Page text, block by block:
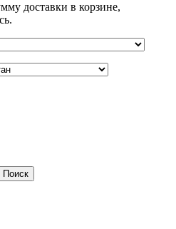
доставки в корзине,
Поиск